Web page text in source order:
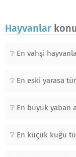
Hayvanlar
En vahşi
En eski yarasa
En büyük yaban
En küçük kuğu